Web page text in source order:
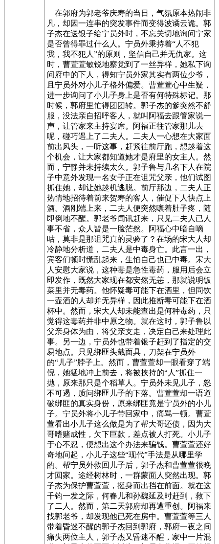
在郭府为郭老爷庆寿的当日，气氛原本热闹非
凡，却因一连串的突发事件而变得波谲云诡。郭
子杰在送银子给宁员外时，不忘关切地询问宁家
是否曾得罪过什么人。宁员外秉持着“人不犯
我，我不犯人”的原则，坚信自己并无仇家。这
时，曹萱萱敏锐地察觉到了一丝异样，她私下询
问府中的下人，得知宁员外家其实有两位少爷，
且宁员外对小儿子格外偏爱。曹萱萱心中生疑，
进一步询问了小儿子身上是否有何特殊标记。那
时候，郭府里忙得团团转。郭子杰的爹突然不舒
服，没法亲自招呼客人，就叫阿福去跟管家说一
声，让管家来主持宴席。阿福正往管家那儿去
呢，碰巧遇上了二夫人。二夫人一心想在大家面
前出风头，一听这事，赶紧往前厅跑，想趁着这
个机会，让大家都知道她才是府里的女主人。然
而，宁静并未持续太久。郭子鲁与几名下人在院
子中意外发现一名女子正在诅咒父亲，他们试图
抓住她，却让她趁机逃脱。前厅那边，二夫人正
热情地招待着前来贺寿的客人，催促下人快点上
酒。酒刚端上来，二夫人便突然嚷着肚子疼，随
即倒地不醒。郭老爷闻讯赶来，只见二夫人已人
事不省，众人皆是一脸茫然。阿福心中暗自嘀
咕，莫非是那诅咒真的灵验了？在场的宋大人却
冷静地分析道，二夫人是中毒身亡。此言一出，
宾客们顿时慌乱起来，生怕自己也已中毒。宋大
人安慰大家说，这种毒是急性毒药，服用后会立
即发作，既然大家现在都安然无恙，那就说明饭
菜里并无毒药。他怀疑毒可能下在酒里，但同饮
一壶酒的人却并无异样，因此推断毒可能下在酒
杯中。然而，宋大人却未能查出是何种毒药，只
觉得这毒药并非中原之物。就在这时，郭子鲁以
父亲身体为由，将父亲支走，决定自己来处理此
事。另一边，宁员外也带着银子赶到了指定的交
易地点。只见绑匪头戴面具，刀架在宁员外
的“儿子”脖子上。然而，曹萱萱却一眼看穿了端
倪，她猛地冲上前去，将被挟持的“人”抓住一
抛，原来那只是个稻草人。宁员外未见儿子，怒
不可遏，质问绑匪儿子的下落。曹萱萱却一语道
破绑匪的真实身份，原来绑匪竟是宁员外的小儿
子。宁员外将小儿子带回家中，痛骂一顿。曹萱
萱看出小儿子这么做是为了帮大哥还债，因为大
哥嗜赌成性，欠下巨款，差点被人打死。小儿子
于心不忍，便想出这个办法来骗钱。曹萱萱还好
奇地问起，小儿子这些“现代”手法是从哪里学
的。帮宁员外救回儿子后，郭子杰和曹萱萱很晚
才回家。途经树林时，一群蒙面人突然出现。郭
子杰为保护曹萱萱，挺身而出挡在前面。就在这
千钧一发之际，何春儿和孙魏延及时赶到，救下
了二人。然而，第二天郭府却再遭重创。阿福来
找郭老爷，却发现他已死在房中。曹萱萱等三人
带着昏迷不醒的郭子杰回到郭府，郭府一夜之间
痛失两位主人，郭子杰又昏迷不醒，家中一片混